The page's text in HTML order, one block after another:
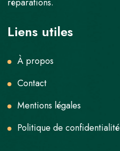
réparations.
Liens utiles
À propos
Contact
Mentions légales
Politique de confidentialité